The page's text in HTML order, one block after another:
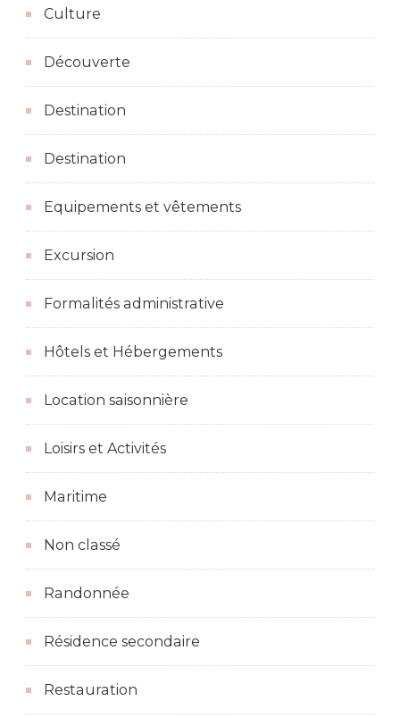
Culture
Découverte
Destination
Destination
Equipements et vêtements
Excursion
Formalités administrative
Hôtels et Hébergements
Location saisonnière
Loisirs et Activités
Maritime
Non classé
Randonnée
Résidence secondaire
Restauration